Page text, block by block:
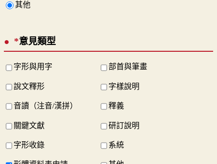
其他
*意見類型
字形與用字 部首與筆畫
說文釋形 字樣說明
音讀（注音/漢拼） 釋義
關鍵文獻 研訂說明
字形收錄 系統